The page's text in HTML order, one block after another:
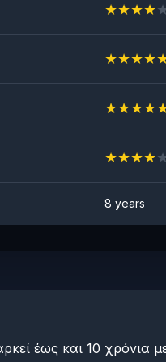
★★★★
★★★★
★★★★
★★★★
8 years
έως και 10 χρόνια